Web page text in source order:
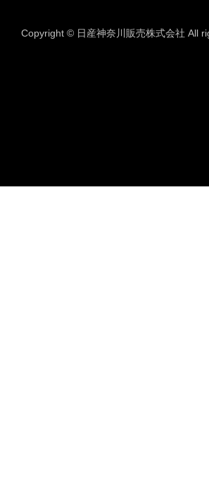
Copyright © 日産神奈川販売株式会社 All